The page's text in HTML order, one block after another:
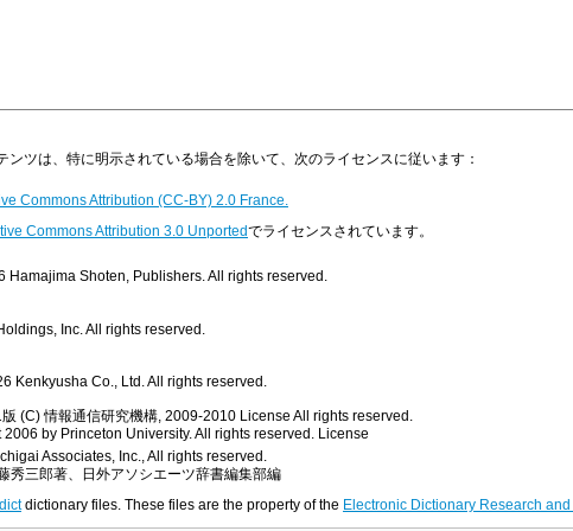
ンツは、特に明示されている場合を除いて、次のライセンスに従います：
Commons Attribution (CC-BY) 2.0 France.
Commons Attribution 3.0 Unportedでライセンスされています。
Shoten, Publishers. All rights reserved.
Inc. All rights reserved.
Kenkyusha Co., Ltd. All rights reserved.
版 (C) 情報通信研究機構, 2009-2010 License All rights reserved.
by Princeton University. All rights reserved. License
Associates, Inc., All rights reserved.
秀三郎著、日外アソシエーツ辞書編集部編
dictionary files. These files are the property of the Electronic Dictionary Research